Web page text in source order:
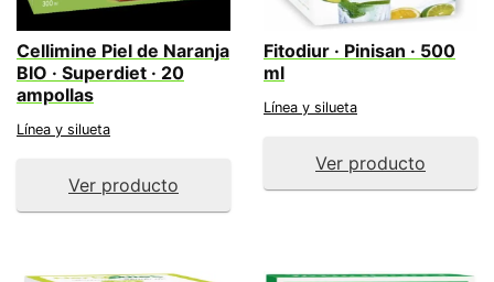
Cellimine Piel de Naranja
BIO · Superdiet · 20
ampollas
Línea y silueta
Ver producto
Fitodiur · Pinisan · 500
ml
Línea y silueta
Ver producto